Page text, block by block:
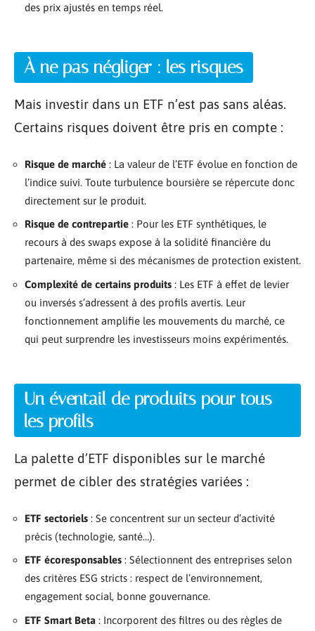
des prix ajustés en temps réel.
À ne pas négliger : les risques
Mais investir dans un ETF n’est pas sans aléas.
Certains risques doivent être pris en compte :
Risque de marché : La valeur de l’ETF évolue en fonction de
l’indice suivi. Toute turbulence boursière se répercute donc
directement sur le produit.
Risque de contrepartie : Pour les ETF synthétiques, le
recours à des swaps expose à la solidité financière du
partenaire, même si des mécanismes de protection existent.
Complexité de certains produits : Les ETF à effet de levier
ou inversés s’adressent à des profils avertis. Leur
fonctionnement amplifie les mouvements du marché, ce
qui peut surprendre les investisseurs moins expérimentés.
Un éventail de produits pour tous
les profils
La palette d’ETF disponibles sur le marché
permet de cibler des stratégies variées :
ETF sectoriels : Se concentrent sur un secteur d’activité
précis (technologie, santé…).
ETF écoresponsables : Sélectionnent des entreprises selon
des critères ESG stricts : respect de l’environnement,
engagement social, bonne gouvernance.
ETF Smart Beta : Incorporent des filtres ou des règles de